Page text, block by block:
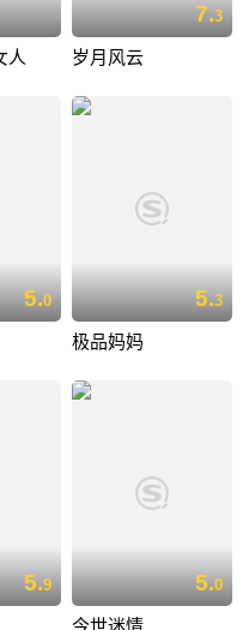
人
7.3
岁月风云
5.0 5.3
极品妈妈
5.9 5.0